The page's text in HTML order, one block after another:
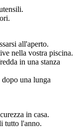
all'aperto.
nella vostra piscina.
in una stanza
una lunga
in casa.
tutto l'anno.